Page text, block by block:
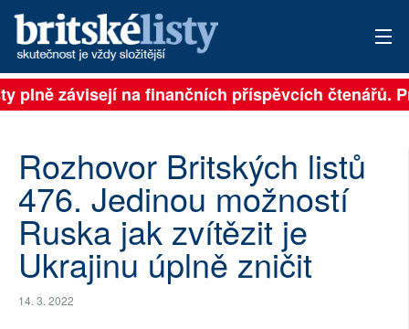
PŘIHLÁSIT
ARCHIV
ROZHOVORY
TÉMATA
NEJČTENĚJŠÍ ZA 7 DNÍ
listy plně závisejí na finančních příspěvcích
Rozhovor Britských listů
476. Jedinou možností
Ruska jak zvítězit je
Ukrajinu úplně zničit
14. 3. 2022